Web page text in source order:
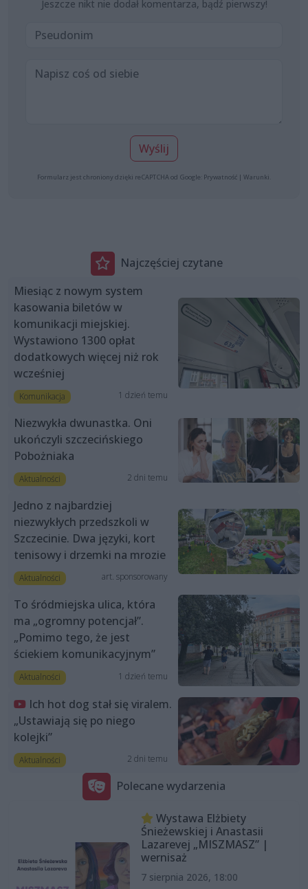
Jeszcze nikt nie dodał komentarza, bądź pierwszy!
Wyślij
Formularz jest chroniony dzięki reCAPTCHA od Google: Prywatność | Warunki
Najczęściej czytane
Miesiąc z nowym system
kasowania biletów w
komunikacji miejskiej.
Wystawiono 1300 opłat
dodatkowych więcej niż rok
wcześniej
Komunikacja 1 dzień temu
Niezwykła dwunastka. Oni
ukończyli szczecińskiego
Pobożniaka
Aktualności 2 dni temu
Jedno z najbardziej
niezwykłych przedszkoli w
Szczecinie. Dwa języki, kort
tenisowy i drzemki na mrozie
Aktualności art. sponsorowany
To śródmiejska ulica, która
ma „ogromny potencjał”.
„Pomimo tego, że jest
ściekiem komunikacyjnym”
Aktualności 1 dzień temu
Ich hot dog stał się viralem.
„Ustawiają się po niego
kolejki”
Aktualności 2 dni temu
Polecane wydarzenia
Wystawa Elżbiety
Śnieżewskiej i Anastasii
Lazarevej „MISZMASZ” |
wernisaż
7 sierpnia 2026, 18:00